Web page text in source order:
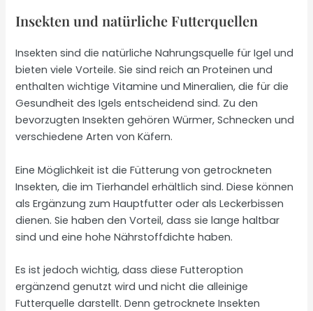
Insekten und natürliche Futterquellen
Insekten sind die natürliche Nahrungsquelle für Igel und
bieten viele Vorteile. Sie sind reich an Proteinen und
enthalten wichtige Vitamine und Mineralien, die für die
Gesundheit des Igels entscheidend sind. Zu den
bevorzugten Insekten gehören Würmer, Schnecken und
verschiedene Arten von Käfern.
Eine Möglichkeit ist die Fütterung von getrockneten
Insekten, die im Tierhandel erhältlich sind. Diese können
als Ergänzung zum Hauptfutter oder als Leckerbissen
dienen. Sie haben den Vorteil, dass sie lange haltbar
sind und eine hohe Nährstoffdichte haben.
Es ist jedoch wichtig, dass diese Futteroption
ergänzend genutzt wird und nicht die alleinige
Futterquelle darstellt. Denn getrocknete Insekten